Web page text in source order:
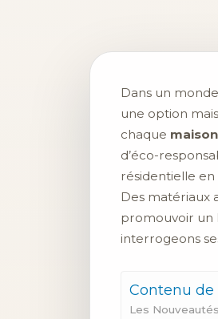
Dans un
une option
chaque
d’éco-
résidentielle en
Des matériaux
promouvoir un
interrogeons
Contenu de
Les